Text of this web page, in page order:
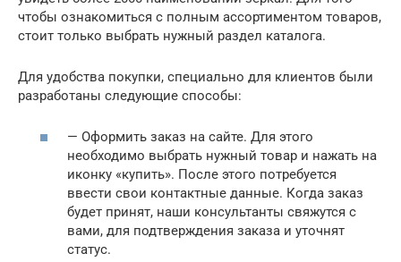
чтобы ознакомиться с полным ассортиментом товаров,
стоит только выбрать нужный раздел каталога.
Для удобства покупки, специально для клиентов были
разработаны следующие способы:
— Оформить заказ на сайте. Для этого
необходимо выбрать нужный товар и нажать на
иконку «купить». После этого потребуется
ввести свои контактные данные. Когда заказ
будет принят, наши консультанты свяжутся с
вами, для подтверждения заказа и уточнят
статус.